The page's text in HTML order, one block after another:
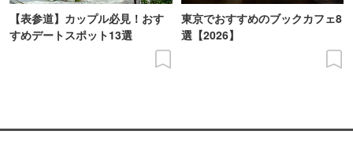
【表参道】カップル必見！おす
すめデートスポット13選
東京でおすすめのブックカフェ8
選【2026】